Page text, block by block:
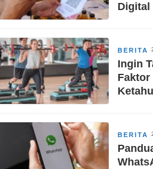
Digital
BERITA
Ingin
Faktor
BERITA